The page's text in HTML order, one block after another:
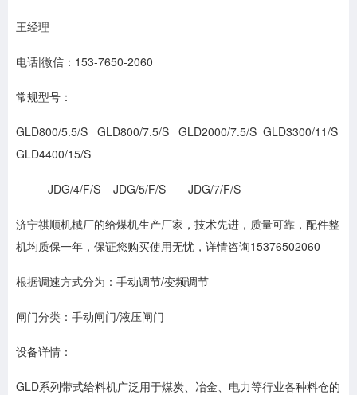
王经理
电话|微信：153-7650-2060
常规型号：
GLD800/5.5/S GLD800/7.5/S GLD2000/7.5/S GLD3300/11/S
GLD4400/15/S
JDG/4/F/S JDG/5/F/S JDG/7/F/S
济宁祺顺机械厂的给煤机生产厂家，技术先进，质量可靠，配件整
机均质保一年，保证您购买使用无忧，详情咨询15376502060
根据调速方式分为：手动调节/变频调节
闸门分类：手动闸门/液压闸门
设备详情：
GLD系列带式给料机广泛用于煤炭、冶金、电力等行业各种料仓的